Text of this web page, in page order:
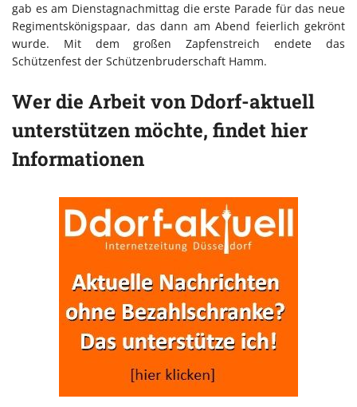
gab es am Dienstagnachmittag die erste Parade für das neue
Regimentskönigspaar, das dann am Abend feierlich gekrönt
wurde. Mit dem großen Zapfenstreich endete das
Schützenfest der Schützenbruderschaft Hamm.
Wer die Arbeit von Ddorf-aktuell
unterstützen möchte, findet hier
Informationen